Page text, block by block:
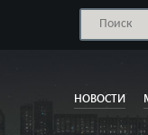
НОВОСТИ